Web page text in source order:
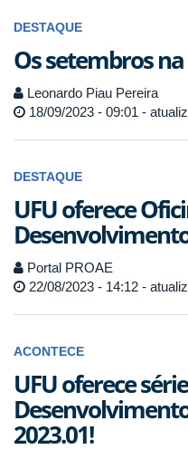
DESTAQUE
Os setembros
Leonardo Piau Pereira
18/09/2023 - 09:01 -
DESTAQUE
UFU oferece
Portal PROAE
22/08/2023 - 14:12 -
ACONTECE
UFU oferece
2023.01!